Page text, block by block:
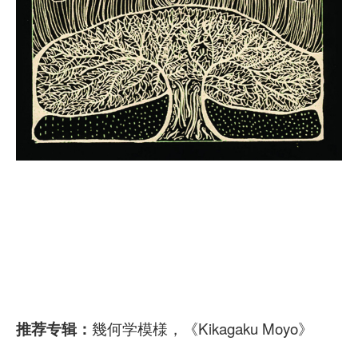
推荐专辑： 幾何学模様，《Kikagaku Moyo》